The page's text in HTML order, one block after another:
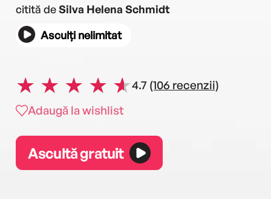
citită deSilva Helena Schmidt
Asculți nelimitat
4.7 (106 recenzii)
Adaugă la wishlist
Ascultă gratuit